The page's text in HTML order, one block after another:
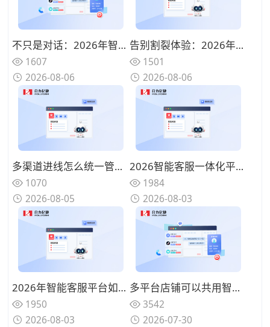
不只是对话：2026年智能客服平台如何打通工单与CRM，重构服务闭环
1607
2026-08-06
告别割裂体验：2026年智能客服平台如何用一套系统打通全渠道（附场景解析）
1501
2026-08-06
多渠道进线怎么统一管理？来电语音客服机器人一体化平台
1070
2026-08-05
2026智能客服一体化平台选型指南：打破数据孤岛，一套系统如何覆盖服务全生命周期
1984
2026-08-03
2026年智能客服平台如何选型：汽车、零售、金融行业适配指南
1950
2026-08-03
多平台店铺可以共用智能客服机器人吗？统一全渠道访客咨询平台
3542
2026-07-30